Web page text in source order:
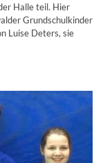
Halle teil. Hier
Grundschulkinder
Luise Deters, sie